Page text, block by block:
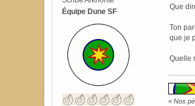
Équipe Dune SF
Que
Ton
que je
Quelle
« Nos